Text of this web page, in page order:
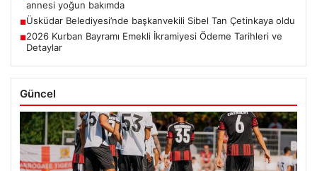
annesi yoğun bakımda
■Üsküdar Belediyesi’nde başkanvekili Sibel Tan Çetinkaya oldu
■2026 Kurban Bayramı Emekli İkramiyesi Ödeme Tarihleri ve
Detaylar
Güncel